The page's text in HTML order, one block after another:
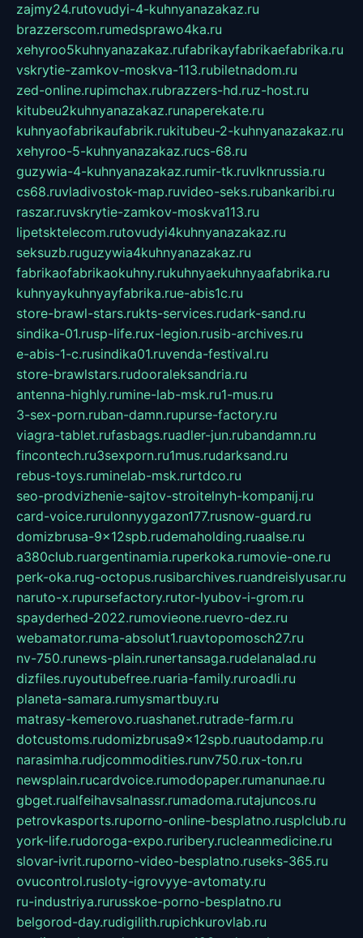
zajmy24.rutovudyi-4-kuhnyanazakaz.ru
brazzerscom.rumedsprawo4ka.ru
xehyroo5kuhnyanazakaz.rufabrikayfabrikaefabrika.ru
vskrytie-zamkov-moskva-113.rubiletnadom.ru
zed-online.rupimchax.rubrazzers-hd.ruz-host.ru
kitubeu2kuhnyanazakaz.runaperekate.ru
kuhnyaofabrikaufabrik.rukitubeu-2-kuhnyanazakaz.ru
xehyroo-5-kuhnyanazakaz.rucs-68.ru
guzywia-4-kuhnyanazakaz.rumir-tk.ruvlknrussia.ru
cs68.ruvladivostok-map.ruvideo-seks.rubankaribi.ru
raszar.ruvskrytie-zamkov-moskva113.ru
lipetsktelecom.rutovudyi4kuhnyanazakaz.ru
seksuzb.ruguzywia4kuhnyanazakaz.ru
fabrikaofabrikaokuhny.rukuhnyaekuhnyaafabrika.ru
kuhnyaykuhnyayfabrika.rue-abis1c.ru
store-brawl-stars.rukts-services.rudark-sand.ru
sindika-01.rusp-life.rux-legion.rusib-archives.ru
e-abis-1-c.rusindika01.ruvenda-festival.ru
store-brawlstars.rudooraleksandria.ru
antenna-highly.rumine-lab-msk.ru1-mus.ru
3-sex-porn.ruban-damn.rupurse-factory.ru
viagra-tablet.rufasbags.ruadler-jun.rubandamn.ru
fincontech.ru3sexporn.ru1mus.rudarksand.ru
rebus-toys.ruminelab-msk.rurtdco.ru
seo-prodvizhenie-sajtov-stroitelnyh-kompanij.ru
card-voice.rurulonnyygazon177.rusnow-guard.ru
domizbrusa-9x12spb.rudemaholding.ruaalse.ru
a380club.ruargentinamia.ruperkoka.rumovie-one.ru
perk-oka.rug-octopus.rusibarchives.ruandreislyusar.ru
naruto-x.rupursefactory.rutor-lyubov-i-grom.ru
spayderhed-2022.rumovieone.ruevro-dez.ru
webamator.ruma-absolut1.ruavtopomosch27.ru
nv-750.runews-plain.runertansaga.rudelanalad.ru
dizfiles.ruyoutubefree.ruaria-family.ruroadli.ru
planeta-samara.rumysmartbuy.ru
matrasy-kemerovo.ruashanet.rutrade-farm.ru
dotcustoms.rudomizbrusa9x12spb.ruautodamp.ru
narasimha.rudjcommodities.runv750.rux-ton.ru
newsplain.rucardvoice.rumodopaper.rumanunae.ru
gbget.rualfeihavsalnassr.rumadoma.rutajuncos.ru
petrovkasports.ruporno-online-besplatno.rusplclub.ru
york-life.rudoroga-expo.ruribery.rucleanmedicine.ru
slovar-ivrit.ruporno-video-besplatno.ruseks-365.ru
ovucontrol.rusloty-igrovyye-avtomaty.ru
ru-industriya.rurusskoe-porno-besplatno.ru
belgorod-day.rudigilith.rupichkurovlab.ru